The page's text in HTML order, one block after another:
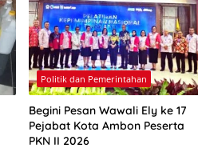
Politik dan Pemerintahan
Begini Pesan Wawali Ely ke 17
Pejabat Kota Ambon Peserta
PKN II 2026